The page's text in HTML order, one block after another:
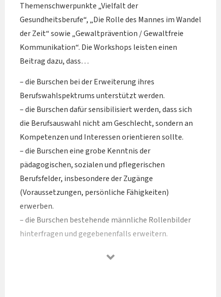
Themenschwerpunkte „Vielfalt der
Gesundheitsberufe“, „Die Rolle des Mannes im Wandel
der Zeit“ sowie „Gewaltprävention / Gewaltfreie
Kommunikation“. Die Workshops leisten einen
Beitrag dazu, dass…
– die Burschen bei der Erweiterung ihres
Berufswahlspektrums unterstützt werden.
– die Burschen dafür sensibilisiert werden, dass sich
die Berufsauswahl nicht am Geschlecht, sondern an
Kompetenzen und Interessen orientieren sollte.
– die Burschen eine grobe Kenntnis der
pädagogischen, sozialen und pflegerischen
Berufsfelder, insbesondere der Zugänge
(Voraussetzungen, persönliche Fähigkeiten)
erwerben.
– die Burschen bestehende männliche Rollenbilder
hinterfragen und gegebenenfalls erweitern.
auseinandersetzen. – die eigenen Stärken und